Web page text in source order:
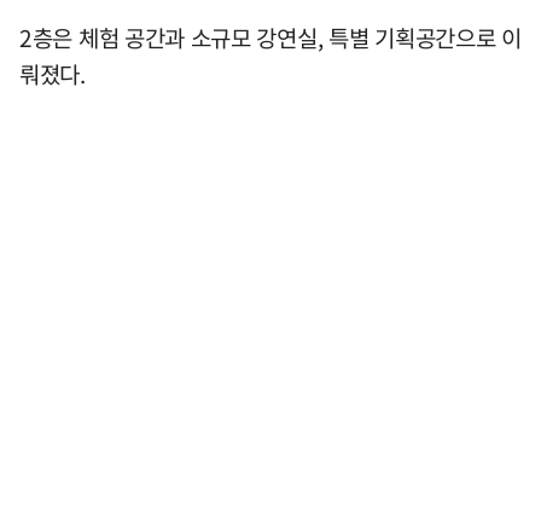
2층은 체험 공간과 소규모 강연실, 특별 기획공간으로 이
뤄졌다.